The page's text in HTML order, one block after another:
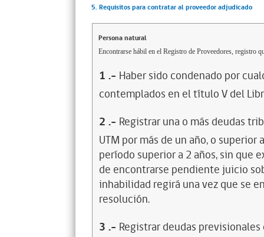
5. Requisitos para contratar al proveedor adjudicado
Persona natural
Encontrarse hábil en el Registro de Proveedores, registro
1 .- Haber sido condenado por
contemplados en el título V del
2 .- Registrar una o más deudas
UTM por más de un año, o
período superior a 2 años, sin que
de encontrarse pendiente juicio
inhabilidad regirá una vez que se
resolución.
3 .- Registrar deudas